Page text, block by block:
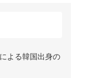
よる韓国出身の